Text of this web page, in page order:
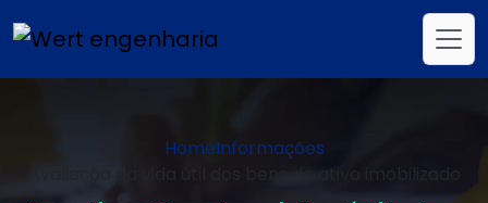
HomeInformações